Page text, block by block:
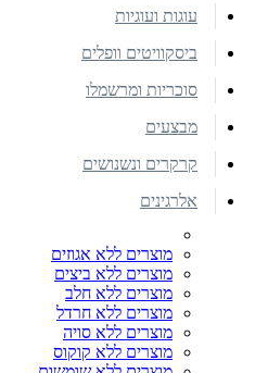
עוגות ועוגיות
ביסקוויטים וופלים
סוכריות ומרשמלו
מבצעים
קרקרים ונשנושים
אלרגינים
מוצרים ללא אגוזים
מוצרים ללא ביצים
מוצרים ללא חלב
מוצרים ללא חרדל
מוצרים ללא סויה
מוצרים ללא קוקוס